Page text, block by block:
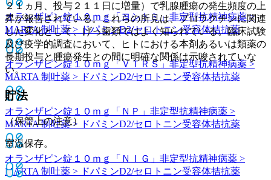
オランザピン錠１０ｍｇ「ヨシトミ」非定型抗精神病薬 >
MARTA 制吐薬 > ドパミンD2/セロトニン受容体拮抗薬
オランザピン錠１０ｍｇ「ＶＴＲＳ」非定型抗精神病薬 >
MARTA 制吐薬 > ドパミンD2/セロトニン受容体拮抗薬
オランザピン錠１０ｍｇ「ＮＰ」 非定型抗精神病薬 >
MARTA 制吐薬 > ドパミンD2/セロトニン受容体拮抗薬
オランザピン錠１０ｍｇ「ＮＩＧ」 非定型抗精神病薬 >
MARTA 制吐薬 > ドパミンD2/セロトニン受容体拮抗薬
２１ヵ月、投与２１１日に増量）で乳腺腫瘍の発生頻度の上
昇が報告されている。これらの所見は、プロラクチンに関連
した変化として、げっ歯類ではよく知られている。臨床試験
及び疫学的調査において、ヒトにおける本剤あるいは類薬の
長期投与と腫瘍発生との間に明確な関係は示唆されていな
い。
貯法
（保管上の注意）
室温保存。